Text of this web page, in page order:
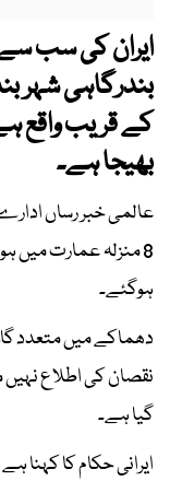
ایران کی سب سے
بندرگاہی شہر
کے قریب واقع
بھیجا ہے۔
عالمی خبر رساں
8 منزلہ عمارت میں
ہوگئے۔
دھماکے میں متعدد
نقصان کی اطلاع نہیں
گیا ہے۔
ایرانی حکام کا